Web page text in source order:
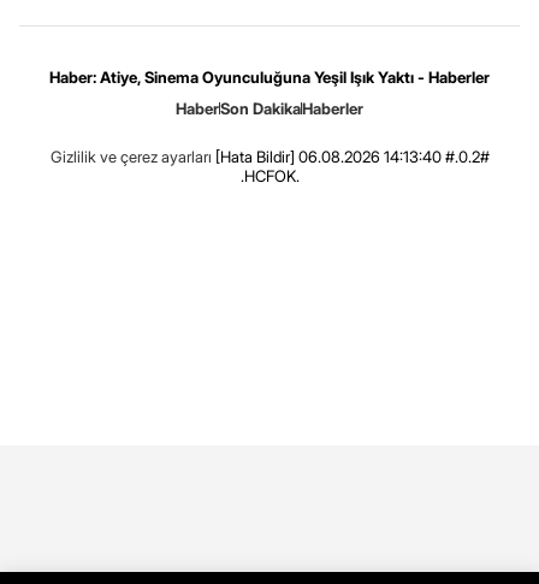
Haber: Atiye, Sinema Oyunculuğuna Yeşil Işık Yaktı - Haberler
HaberSon DakikaHaberler
Gizlilik ve çerez ayarları [Hata Bildir] 06.08.2026 14:13:40 #.0.2#
.HCFOK.